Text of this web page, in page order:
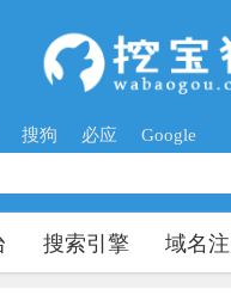
搜狗 必应 Google
搜索引擎 域名